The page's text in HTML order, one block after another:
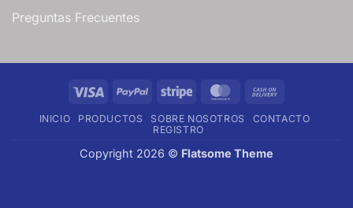
Preguntas Frecuentes
Visa PayPal Stripe MasterCard
Delivery
INICIO PRODUCTOS SOBRE NOSOTROS
CONTACTO
REGISTRO
Copyright 2026 © Flatsome Theme